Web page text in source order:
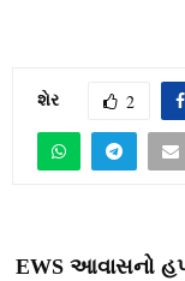
શેર 2
EWS આવાસનો